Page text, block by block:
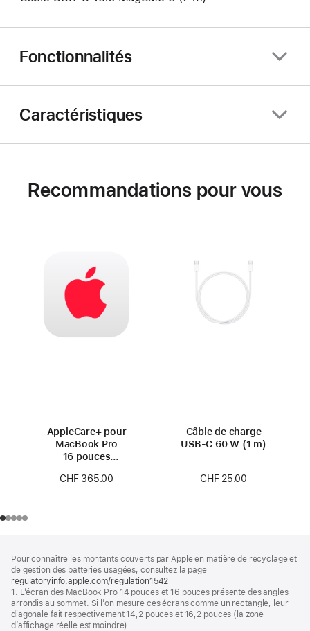
Fonctionnalités
Caractéristiques
Recommandations pour vous
AppleCare+ pour
MacBook Pro
16 pouces
CHF 365.00
Câble de charge
USB‑C 60 W (1 m)
CHF 25.00
de
page
de
bas
de
page
Pour connaître les montants couverts par Apple en matière de recyclage et
de gestion des batteries usagées, consultez la page
regulatoryinfo.apple.com/regulation1542
dans
une
nouvelle
1. L’écran des MacBook Pro 14 pouces et 16 pouces présente des angles
arrondis au sommet. Si l’on mesure ces écrans comme un rectangle, leur
diagonale fait respectivement 14,2 pouces et 16,2 pouces (la zone
d’affichage réelle est moindre).